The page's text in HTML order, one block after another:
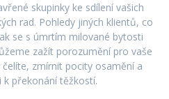
skupinky ke sdílení vašich
rad. Pohledy jiných klientů, co
se s úmrtím milované bytosti
zažít porozumění pro vaše
zmírnit pocity osamění a
k překonání těžkostí.